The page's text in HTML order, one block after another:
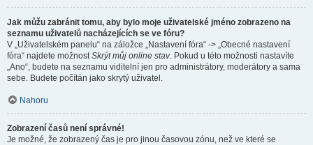
Jak můžu zabránit tomu, aby bylo moje uživatelské jméno zobrazeno na
seznamu uživatelů nacházejících se ve fóru?
V „Uživatelském panelu“ na záložce „Nastavení fóra“ -> „Obecné nastavení
fóra“ najdete možnostSkrýt můj online stav. Pokud u této možnosti nastavíte
„Ano“, budete na seznamu viditelní jen pro administrátory, moderátory a sama
sebe. Budete počítán jako skrytý uživatel.
Nahoru
Zobrazení časů není správné!
Je možné, že zobrazený čas je pro jinou časovou zónu, než ve které se